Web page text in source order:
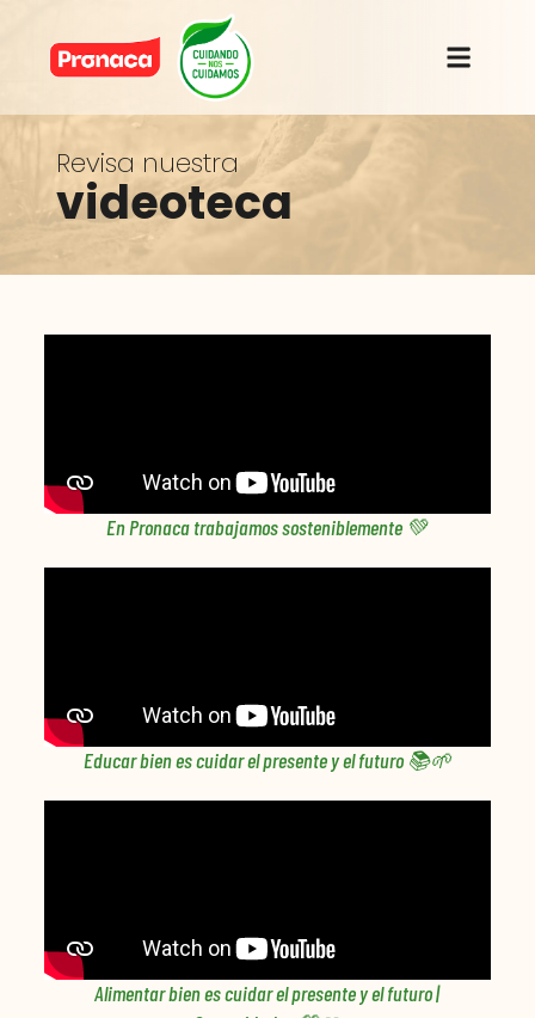
Revisa nuestra
videoteca
En Pronaca trabajamos sosteniblemente 💚
Educar bien es cuidar el presente y el futuro 📚🌱
Alimentar bien es cuidar el presente y el futuro |